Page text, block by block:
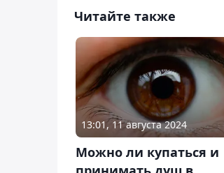
Читайте также
13:01, 11 августа 2024
Можно ли купаться и